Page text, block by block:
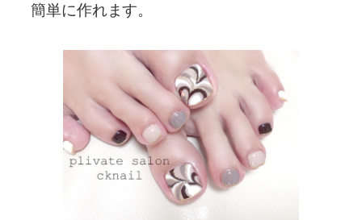
簡単に作れます。